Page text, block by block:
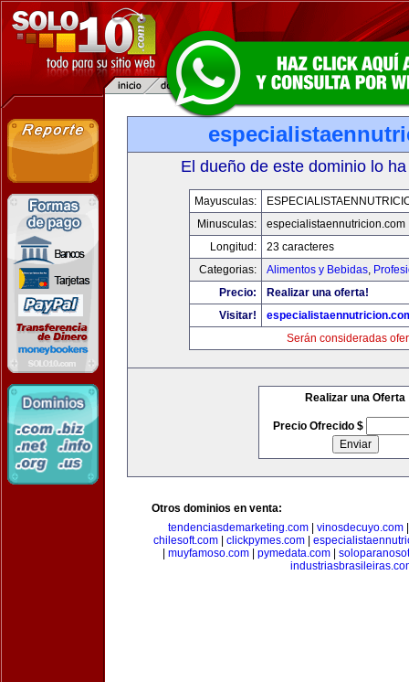
El dueño de este dominio lo
Mayusculas:
Minusculas:
especialistaennutricion.com
Longitud:
23 caracteres
Categorias:
Alimentos y Bebidas,
Precio:
Realizar una oferta!
Visitar!
Serán consideradas
Realizar una Oferta
Precio Ofrecido $
Otros dominios en venta:
tendenciasdemarketing.com| vinosdecuyo.com
chilesoft.com
clickpymes.com
muyfamoso.com pymedata.com